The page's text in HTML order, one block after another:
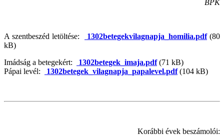
BPK
A szentbeszéd letöltése: 1302betegekvilagnapja_homilia.pdf(80
kB)
Imádság a betegekért:
1302betegek_imaja.pdf(71 kB)
Pápai levél:
1302betegek_vilagnapja_papalevel.pdf(104 kB)
Korábbi évek beszámolói: